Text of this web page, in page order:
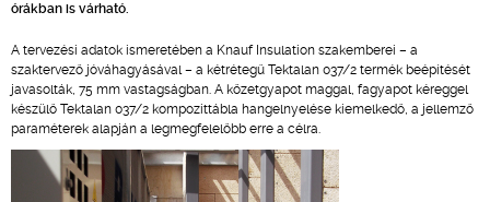
órákban is várható.
A tervezési adatok ismeretében a Knauf Insulation szakemberei – a
szaktervező jóváhagyásával – a kétrétegű Tektalan 037/2 termék beépítését
javasolták, 75 mm vastagságban. A kőzetgyapot maggal, fagyapot kéreggel
készülő Tektalan 037/2 kompozittábla hangelnyelése kiemelkedő, a jellemző
paraméterek alapján a legmegfelelőbb erre a célra.